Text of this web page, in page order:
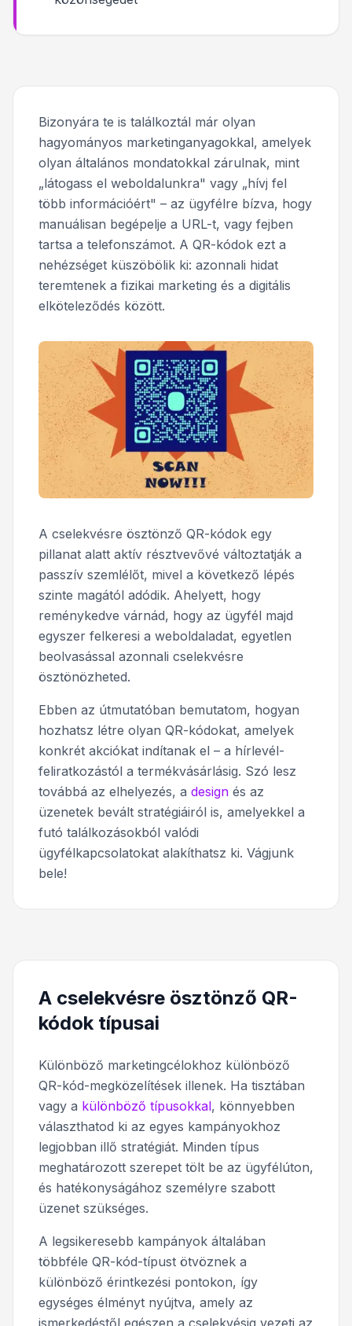
Bizonyára te is találkoztál már olyan
hagyományos marketinganyagokkal, amelyek
olyan általános mondatokkal zárulnak, mint
„látogass el weboldalunkra" vagy „hívj fel
több információért" – az ügyfélre bízva, hogy
manuálisan begépelje a URL-t, vagy fejben
tartsa a telefonszámot. A QR-kódok ezt a
nehézséget küszöbölik ki: azonnali hidat
teremtenek a fizikai marketing és a digitális
elköteleződés között.
A cselekvésre ösztönző QR-kódok egy
pillanat alatt aktív résztvevővé változtatják a
passzív szemlélőt, mivel a következő lépés
szinte magától adódik. Ahelyett, hogy
reménykedve várnád, hogy az ügyfél majd
egyszer felkeresi a weboldaladat, egyetlen
beolvasással azonnali cselekvésre
ösztönözheted.
Ebben az útmutatóban bemutatom, hogyan
hozhatsz létre olyan QR-kódokat, amelyek
konkrét akciókat indítanak el – a hírlevél-
feliratkozástól a termékvásárlásig. Szó lesz
továbbá az elhelyezés, a design és az
üzenetek bevált stratégiáiról is, amelyekkel a
futó találkozásokból valódi
ügyfélkapcsolatokat alakíthatsz ki. Vágjunk
bele!
A cselekvésre ösztönző QR-
kódok típusai
Különböző marketingcélokhoz különböző
QR-kód-megközelítések illenek. Ha tisztában
vagy a különböző típusokkal, könnyebben
választhatod ki az egyes kampányokhoz
legjobban illő stratégiát. Minden típus
meghatározott szerepet tölt be az ügyfélúton,
és hatékonyságához személyre szabott
üzenet szükséges.
A legsikeresebb kampányok általában
többféle QR-kód-típust ötvöznek a
különböző érintkezési pontokon, így
egységes élményt nyújtva, amely az
ismerkedéstől egészen a cselekvésig vezeti az